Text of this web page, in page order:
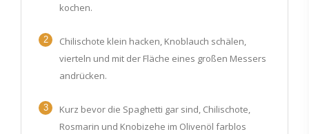
kochen.
2
Chilischote klein hacken, Knoblauch schälen,
vierteln und mit der Fläche eines großen Messers
andrücken.
3
Kurz bevor die Spaghetti gar sind, Chilischote,
Rosmarin und Knobizehe im Olivenöl farblos